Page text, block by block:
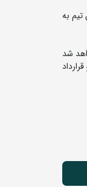
بوده و امتیازات آن تیم به
شد